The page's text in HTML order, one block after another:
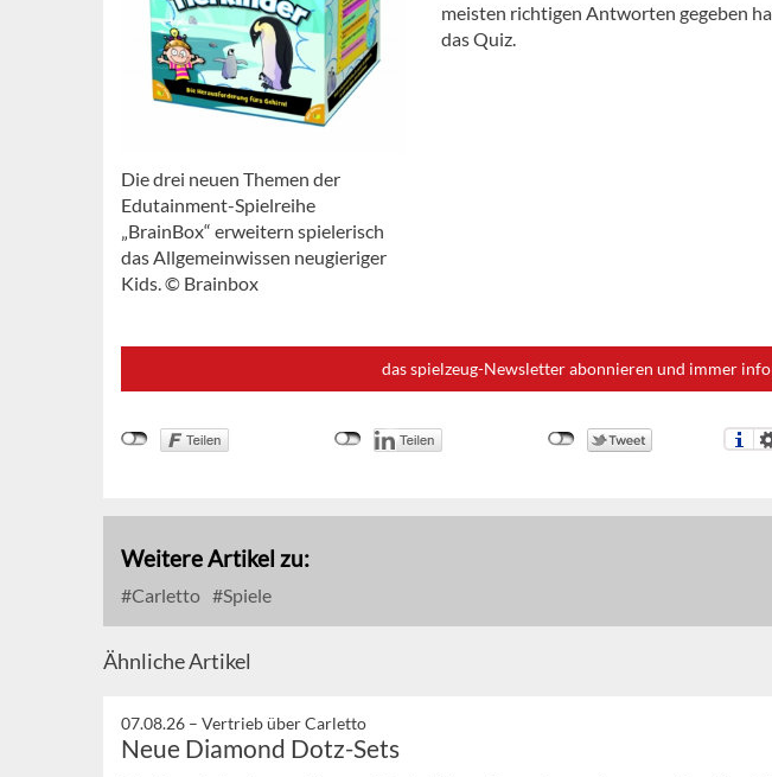
Die drei neuen Themen der
Edutainment-Spielreihe
„BrainBox“ erweitern spielerisch
das Allgemeinwissen neugieriger
Kids. © Brainbox
meisten richtigen Antworten gegeben
das Quiz.
das spielzeug-Newsletter abonnieren und immer
Weitere Artikel zu:
Carletto Spiele
Ähnliche Artikel
07.08.26 – Vertrieb über Carletto
Neue Diamond Dotz-Sets